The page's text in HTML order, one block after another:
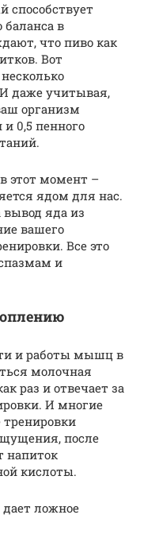
способствует
баланса в
что пиво как
Вот
даже учитывая,
организм
0,5 пенного
этот момент –
ядом для нас.
яда из
вашего
Все это
и
и работы мышц в
молочная
раз и отвечает за
И многие
тренировки
после
напиток
кислоты.
ложное